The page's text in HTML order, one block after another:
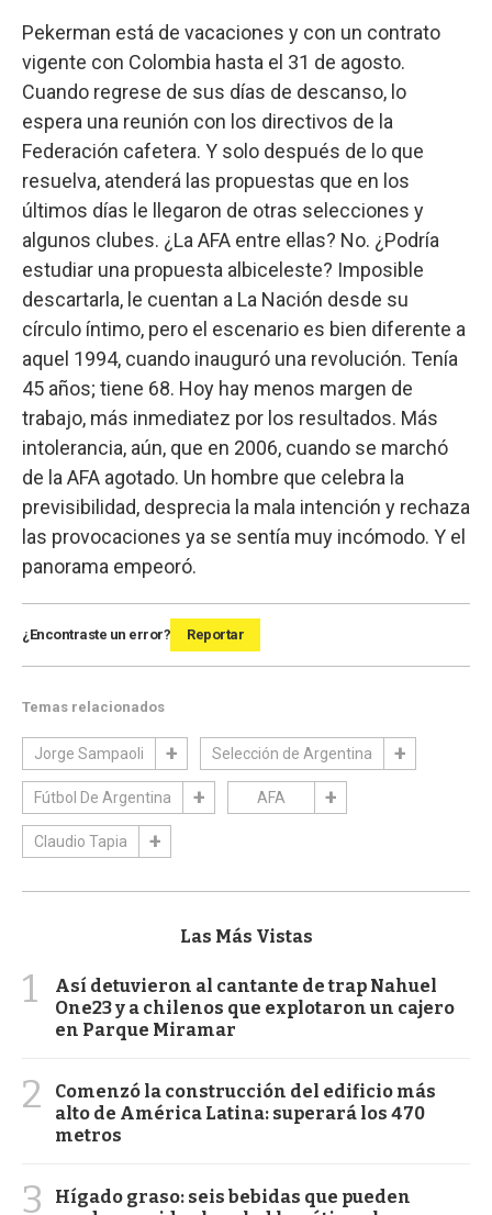
Pekerman está de vacaciones y con un contrato
vigente con Colombia hasta el 31 de agosto.
Cuando regrese de sus días de descanso, lo
espera una reunión con los directivos de la
Federación cafetera. Y solo después de lo que
resuelva, atenderá las propuestas que en los
últimos días le llegaron de otras selecciones y
algunos clubes. ¿La AFA entre ellas? No. ¿Podría
estudiar una propuesta albiceleste? Imposible
descartarla, le cuentan a La Nación desde su
círculo íntimo, pero el escenario es bien diferente a
aquel 1994, cuando inauguró una revolución. Tenía
45 años; tiene 68. Hoy hay menos margen de
trabajo, más inmediatez por los resultados. Más
intolerancia, aún, que en 2006, cuando se marchó
de la AFA agotado. Un hombre que celebra la
previsibilidad, desprecia la mala intención y rechaza
las provocaciones ya se sentía muy incómodo. Y el
panorama empeoró.
¿Encontraste un error? Reportar
Temas relacionados
Jorge Sampaoli Selección de Argentina
Fútbol De Argentina AFA
Claudio Tapia
Las Más Vistas
1
Así detuvieron al cantante de trap Nahuel
One23 y a chilenos que explotaron un cajero
en Parque Miramar
2
Comenzó la construcción del edificio más
alto de América Latina: superará los 470
metros
3
Hígado graso: seis bebidas que pueden